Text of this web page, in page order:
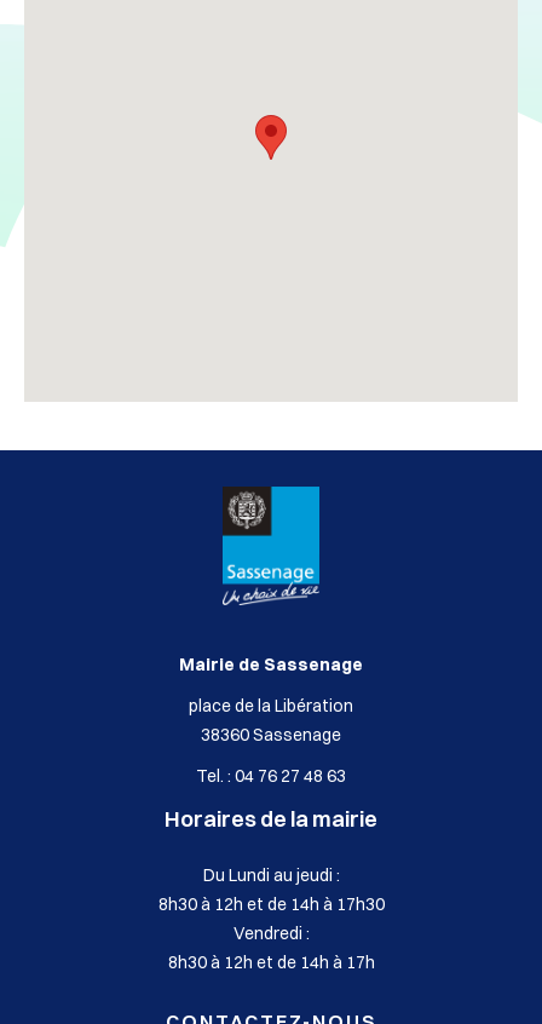
Mairie de Sassenage
place de la Libération
38360 Sassenage
Tel. : 04 76 27 48 63
Horaires de la mairie
Du Lundi au jeudi :
8h30 à 12h et de 14h à 17h30
Vendredi :
8h30 à 12h et de 14h à 17h